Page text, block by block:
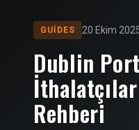
GUIDES 20 Ekim
Dublin
Rehberi